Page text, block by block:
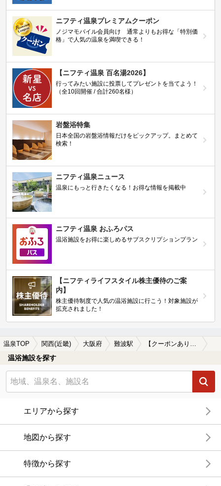
ニフティ温泉プレミアムクーポン
ノジマモバイル会員向け 通常よりもお得な「特別価
格」で人気の温泉を満喫できる！
【ニフティ温泉 百名湯2026】
行ってみたい施設に投票してプレゼントを当てよう！
（全10回開催 / 合計260名様）
岩盤浴特集
日本全国の岩盤浴情報だけをピックアップ。まとめて
検索！
ニフティ温泉ニュース
温泉にもっと行きたくなる！お得な情報を掲載中
ニフティ温泉 おふろパス
温浴施設をお得に楽しめるサブスクリプションプラン
【ニフティライフスタイル株主優待のご案
内】
株主優待制度で人気の温浴施設に行こう！対象施設が
拡充されました！
温泉TOP 関西(近畿) 大阪府 難波駅
温浴施設を探す
エリアから探す
地図から探す
特徴から探す